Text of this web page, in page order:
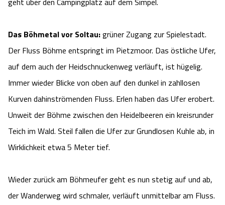
Das Böhmetal vor Soltau:grüner Zugang zur Spielestadt.
Der Fluss Böhme entspringt im Pietzmoor. Das östliche Ufer,
auf dem auch der Heidschnuckenweg verläuft, ist hügelig.
Immer wieder Blicke von oben auf den dunkel in zahllosen
Kurven dahinströmenden Fluss. Erlen haben das Ufer erobert.
Unweit der Böhme zwischen den Heidelbeeren ein kreisrunder
Teich im Wald. Steil fallen die Ufer zur Grundlosen Kuhle ab, in
Wirklichkeit etwa 5 Meter tief.
Wieder zurück am Böhmeufer geht es nun stetig auf und ab,
der Wanderweg wird schmaler, verläuft unmittelbar am Fluss.